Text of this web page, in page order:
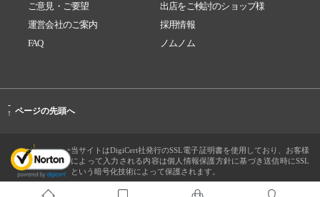
ご意見・ご要望
出店をご検討のショップ様
運営会社のご案内
採用情報
FAQ
ノムノム
-
↑ ページの先頭へ
当サイトはDigiCert社発行のSSL電子証明書を使用しており、お客様
によって入力される内容は個人情報保護方針に基づき送信時にSSL
という暗号化技術によって保護されます。